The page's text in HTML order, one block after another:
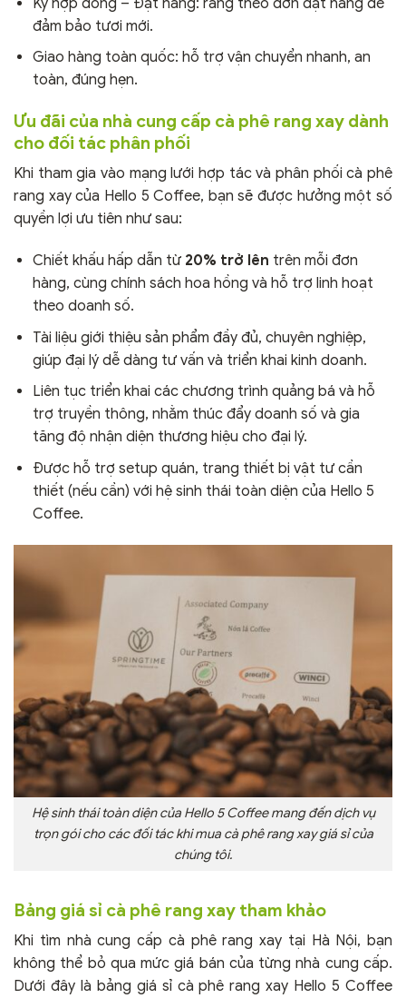
đảm bảo tươi mới.
Giao hàng toàn quốc: hỗ trợ vận chuyển nhanh, an
toàn, đúng hẹn.
Ưu đãi của nhà cung cấp cà phê rang xay dành
cho đối tác phân phối
Khi tham gia vào mạng lưới hợp tác và phân phối cà phê
rang xay của Hello 5 Coffee, bạn sẽ được hưởng một số
quyền lợi ưu tiên như sau:
Chiết khấu hấp dẫn từ 20% trở lên trên mỗi đơn
hàng, cùng chính sách hoa hồng và hỗ trợ linh hoạt
theo doanh số.
Tài liệu giới thiệu sản phẩm đầy đủ, chuyên nghiệp,
giúp đại lý dễ dàng tư vấn và triển khai kinh doanh.
Liên tục triển khai các chương trình quảng bá và hỗ
trợ truyền thông, nhằm thúc đẩy doanh số và gia
tăng độ nhận diện thương hiệu cho đại lý.
Được hỗ trợ setup quán, trang thiết bị vật tư cần
thiết (nếu cần) với hệ sinh thái toàn diện của Hello 5
Coffee.
Hệ sinh thái toàn diện của Hello 5 Coffee mang đến dịch vụ
trọn gói cho các đối tác khi mua cà phê rang xay giá sỉ của
chúng tôi.
Bảng giá sỉ cà phê rang xay tham khảo
Khi tìm nhà cung cấp cà phê rang xay tại Hà Nội, bạn
không thể bỏ qua mức giá bán của từng nhà cung cấp.
Dưới đây là bảng giá sỉ cà phê rang xay Hello 5 Coffee